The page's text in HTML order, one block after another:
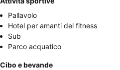
Pallavolo
Hotel per amanti del fitness
Sub
Parco acquatico
Cibo e bevande